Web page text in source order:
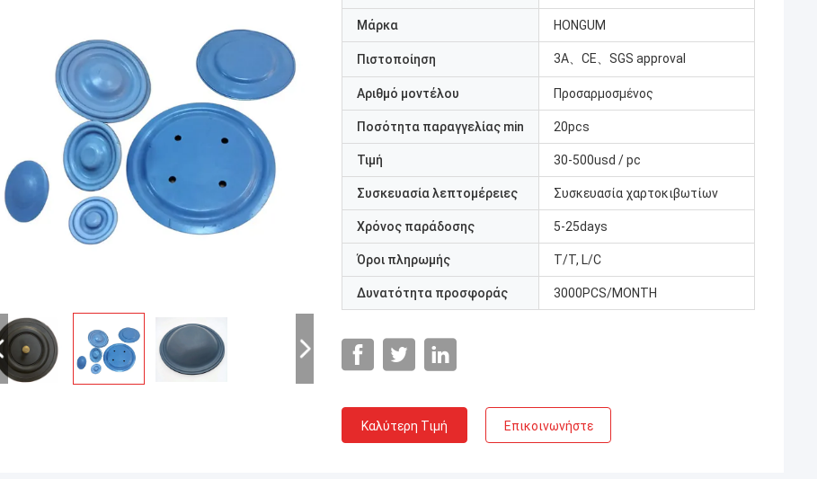
Μάρκα HONGUM
Πιστοποίηση 3A、CE、SGS approval
Αριθμό μοντέλου Προσαρμοσμένος
Ποσότητα παραγγελίας min 20pcs
Τιμή 30-500usd / pc
Συσκευασία λεπτομέρειες Συσκευασία χαρτοκιβωτίων
Χρόνος παράδοσης 5-25days
Όροι πληρωμής T/T, L/C
Δυνατότητα προσφοράς 3000PCS/MONTH
Καλύτερη Τιμή Επικοινωνήστε